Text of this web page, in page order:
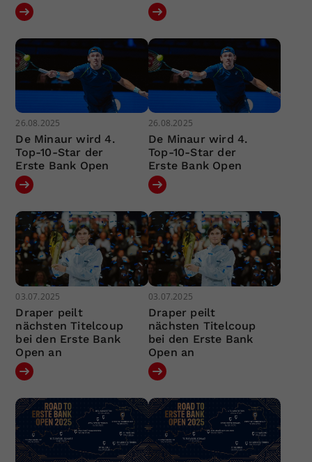
26.08.2025
De Minaur wird 4.
Top-10-Star der
Erste Bank Open
26.08.2025
De Minaur wird 4.
Top-10-Star der
Erste Bank Open
03.07.2025
Draper peilt
nächsten Titelcoup
bei den Erste Bank
Open an
03.07.2025
Draper peilt
nächsten Titelcoup
bei den Erste Bank
Open an